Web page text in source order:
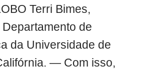
Terri Bimes,
de
da Universidade de
— Com isso,